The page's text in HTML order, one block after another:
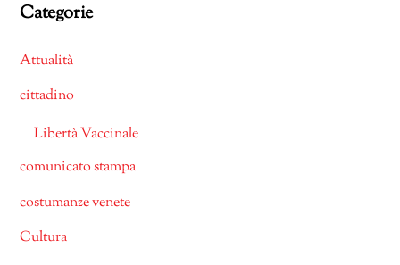
Categorie
Attualità
cittadino
Libertà Vaccinale
comunicato stampa
costumanze venete
Cultura